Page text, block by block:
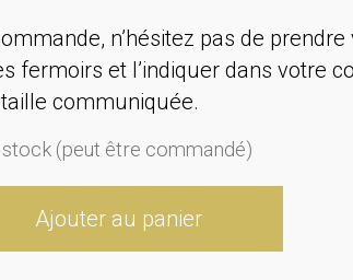
n’hésitez pas de
fermoirs et l’indiquer dans votre
communiquée.
stock (peut être commandé)
Ajouter au panier